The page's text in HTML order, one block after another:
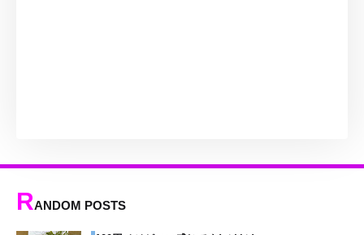
RANDOM POSTS